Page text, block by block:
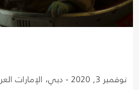
نوفمبر 3, 2020 - دبي، الإمارات العربية المتحدة